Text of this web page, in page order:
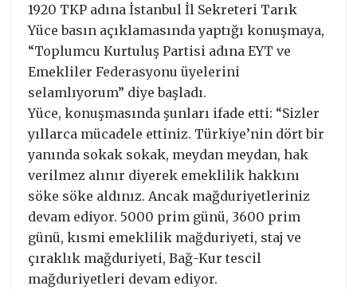
1920 TKP adına İstanbul İl Sekreteri Tarık
Yüce basın açıklamasında yaptığı konuşmaya,
“Toplumcu Kurtuluş Partisi adına EYT ve
Emekliler Federasyonu üyelerini
selamlıyorum” diye başladı.
Yüce, konuşmasında şunları ifade etti: “Sizler
yıllarca mücadele ettiniz. Türkiye’nin dört bir
yanında sokak sokak, meydan meydan, hak
verilmez alınır diyerek emeklilik hakkını
söke söke aldınız. Ancak mağduriyetleriniz
devam ediyor. 5000 prim günü, 3600 prim
günü, kısmi emeklilik mağduriyeti, staj ve
çıraklık mağduriyeti, Bağ-Kur tescil
mağduriyetleri devam ediyor.